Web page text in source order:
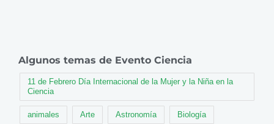
Algunos temas de Evento Ciencia
11 de Febrero Día Internacional de la Mujer y la Niña en la
Ciencia
animales Arte Astronomía Biología